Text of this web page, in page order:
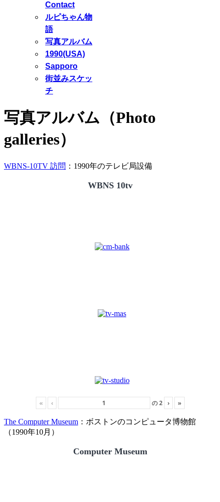
Contact
ルピちゃん物
語
写真アルバム
1990(USA)
Sapporo
街並みスケッ
チ
写真アルバム（Photo
galleries）
WBNS-10TV 訪問 ：1990年のテレビ局設備
WBNS 10tv
« ‹ の2 › »
The Computer Museum ：ボストンのコンピュータ博物館
（1990年10月）
Computer Museum